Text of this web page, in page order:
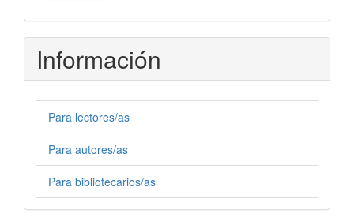
Información
Para lectores/as
Para autores/as
Para bibliotecarios/as